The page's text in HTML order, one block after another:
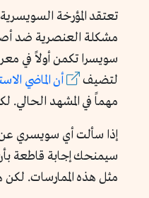
تعتقد المؤرخة
مشكلة العنصرية ضد
سويسرا تكمن أولاً في
لتضيف
أنالماضي
مهماً في المشهد
إذا سألت أي سويسري
سيمنحك إجابة قاطعة
مثل هذه الممارسات.